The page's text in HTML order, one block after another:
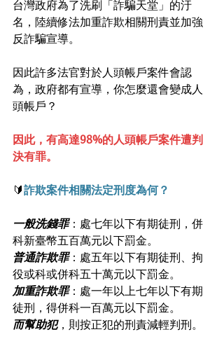
台灣政府為了洗刷「詐騙天堂」的汙
名，陸續修法加重詐欺相關刑責並加強
反詐騙宣導。
因此許多法官對於人頭帳戶案件會認
為，政府都有宣導，你怎麼還會變成人
頭帳戶？
因此，有高達98%的人頭帳戶案件遭判
決有罪。
🔰詐欺案件相關法定刑度為何？
一般洗錢罪：處七年以下有期徒刑，併
科新臺幣五百萬元以下罰金。
普通詐欺罪：處五年以下有期徒刑、拘
役或科或併科五十萬元以下罰金。
加重詐欺罪：處一年以上七年以下有期
徒刑，得併科一百萬元以下罰金。
而幫助犯，則按正犯的刑責減輕判刑。